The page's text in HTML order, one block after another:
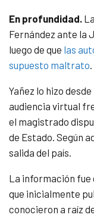
En profundidad.
Fernández ante la
luego de que las
supuesto maltrato.
Yañez lo hizo
audiencia virtual
el magistrado
de Estado. Según
salida del país.
La información fue
que inicialmente
conocieron a raíz